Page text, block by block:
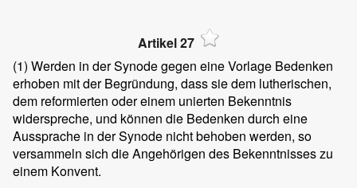
Artikel 27
(1) Werden in der Synode gegen eine Vorlage Bedenken
erhoben mit der Begründung, dass sie dem lutherischen,
dem reformierten oder einem unierten Bekenntnis
widerspreche, und können die Bedenken durch eine
Aussprache in der Synode nicht behoben werden, so
versammeln sich die Angehörigen des Bekenntnisses zu
einem Konvent.